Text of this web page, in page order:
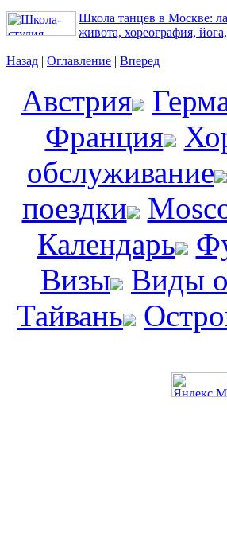
Школа танцев в Москве:
живота, хореография,
Назад | Оглавление | Вперед
Австрия
Франция
обслуживание
поездки
Календарь
Визы
Виды
Тайвань